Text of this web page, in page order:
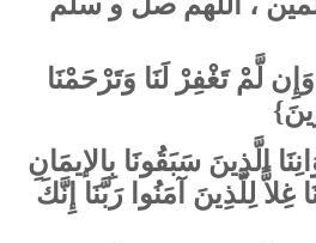
لَّمْ تَغْفِرْ لَنَا وَتَرْحَمْنَا
}
الَّذِينَ سَبَقُونَا بِالإيمَانِ
لِلَّذِينَ آمَنُوا رَبَّنَا إِنَّكَ